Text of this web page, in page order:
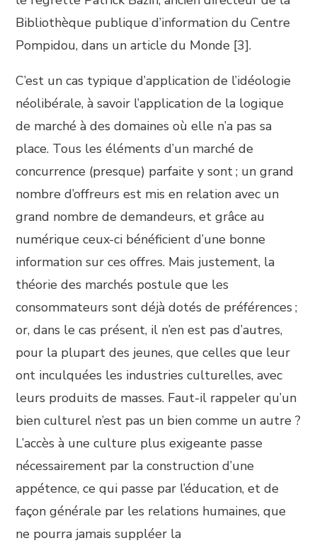
Bibliothèque publique d’information du Centre
Pompidou, dans un article du Monde [3].
C’est un cas typique d’application de l’idéologie
néolibérale, à savoir l’application de la logique
de marché à des domaines où elle n’a pas sa
place. Tous les éléments d’un marché de
concurrence (presque) parfaite y sont ; un grand
nombre d’offreurs est mis en relation avec un
grand nombre de demandeurs, et grâce au
numérique ceux-ci bénéficient d’une bonne
information sur ces offres. Mais justement, la
théorie des marchés postule que les
consommateurs sont déjà dotés de préférences ;
or, dans le cas présent, il n’en est pas d’autres,
pour la plupart des jeunes, que celles que leur
ont inculquées les industries culturelles, avec
leurs produits de masses. Faut-il rappeler qu’un
bien culturel n’est pas un bien comme un autre ?
L’accès à une culture plus exigeante passe
nécessairement par la construction d’une
appétence, ce qui passe par l’éducation, et de
façon générale par les relations humaines, que
ne pourra jamais suppléer la